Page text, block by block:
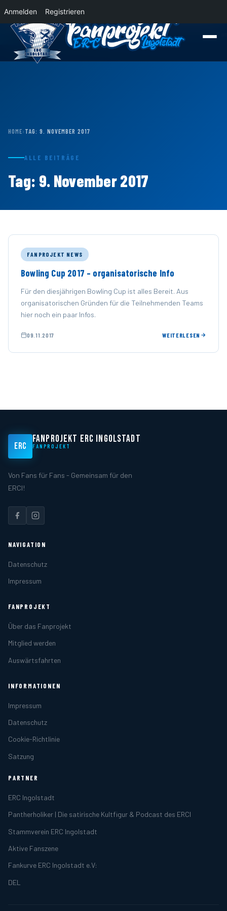
Anmelden Registrieren
NewsDer Panther Express 2026/2027 rollt nach Krefeld! Wohin rollt der
HOME› TAG: 9. NOVEMBER 2017
ALLE BEITRÄGE
Tag: 9. November 2017
FANPROJEKT NEWS
Bowling Cup 2017 – organisatorische Info
Für den diesjährigen Bowling Cup ist alles Bereit. Aus
organisatorischen Gründen für die Teilnehmenden Teams
hier noch ein paar Infos.
09.11.2017 WEITERLESEN
ERC
FANPROJEKT ERC INGOLSTADT
FANPROJEKT
Von Fans für Fans - Gemeinsam für den
ERCI!
NAVIGATION
Datenschutz
Impressum
FANPROJEKT
Über das Fanprojekt
Mitglied werden
Auswärtsfahrten
INFORMATIONEN
Impressum
Datenschutz
Cookie-Richtlinie
Satzung
PARTNER
ERC Ingolstadt
Pantherholiker | Die satirische Kultfigur & Podcast des ERCI
Stammverein ERC Ingolstadt
Aktive Fanszene
Fankurve ERC Ingolstadt e.V:
DEL